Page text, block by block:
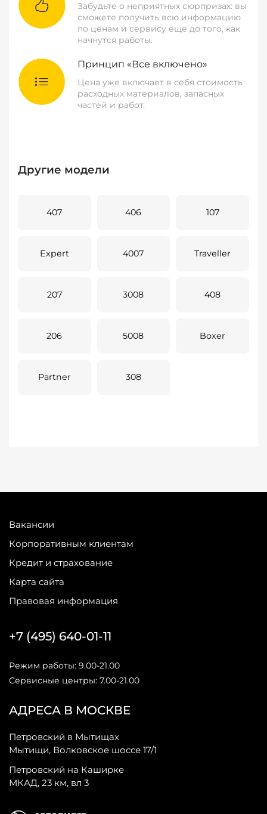
Забудьте о неприятных сюрпризах: вы
сможете получить всю информацию
по ценам и сервису еще до того, как
начнутся работы.
Принцип «Все включено»
Цена уже включает в себя стоимость
расходных материалов, запасных
частей и работ.
Другие модели
407 406 107
Expert 4007 Traveller
207 3008 408
206 5008 Boxer
Partner 308
Вакансии
Корпоративным клиентам
Кредит и страхование
Карта сайта
Правовая информация
АДРЕСА В МОСКВЕ
Петровский в Мытищах
Мытищи, Волковское шоссе 17/1
Петровский на Каширке
МКАД, 23 км, вл 3
+7 (495) 640-01-11
Режим работы: 9.00-21.00
Сервисные центры: 7.00-21.00